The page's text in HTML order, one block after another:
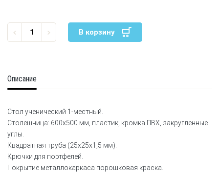
В корзину
Описание
Стол ученический 1-местный.
Столешница: 600х500 мм, пластик, кромка ПВХ, закругленные
углы.
Квадратная труба (25х25х1,5 мм).
Крючки для портфелей.
Покрытие металлокаркаса порошковая краска.